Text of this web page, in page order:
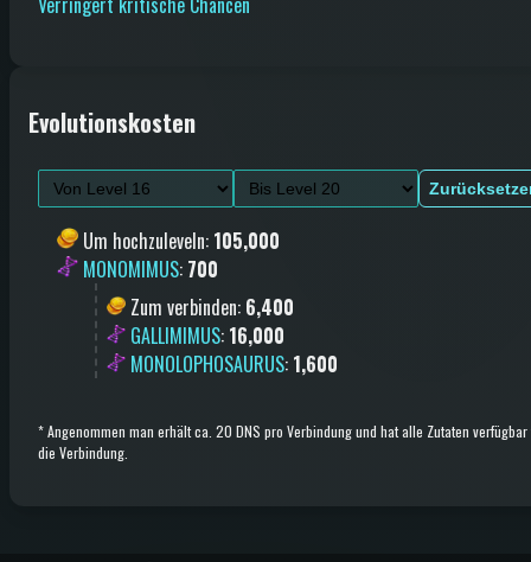
Evolutionskosten
Um hochzuleveln: 105,000
MONOMIMUS: 700
Zum verbinden: 6,400
GALLIMIMUS: 16,000
MONOLOPHOSAURUS: 1,600
*Angenommen man erhält ca. 20 DNS pro Verbindung und hat alle Zutaten
die Verbindung.